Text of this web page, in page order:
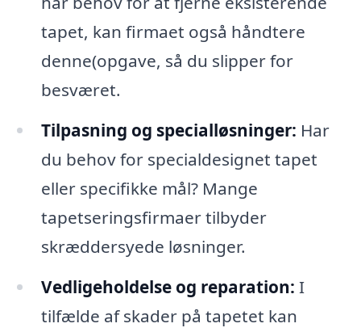
tapet, kan firmaet også håndtere
denne(opgave, så du slipper for
besværet.
Tilpasning og specialløsninger: Har
du behov for specialdesignet tapet
eller specifikke mål? Mange
tapetseringsfirmaer tilbyder
skræddersyede løsninger.
Vedligeholdelse og reparation: I
tilfælde af skader på tapetet kan